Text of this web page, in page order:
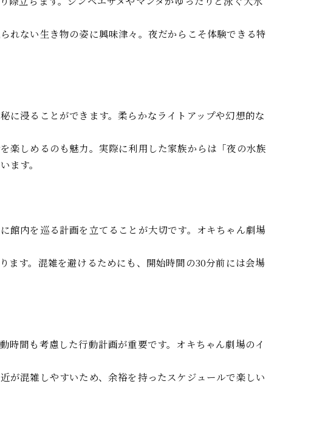
の調べ方
するコツ
ェック
い方
イベント
め
は
紹介
れない生き物の姿に興味津々。夜だからこそ体験できる特
に浸ることができます。柔らかなライトアップや幻想的な
楽しめるのも魅力。実際に利用した家族からは「夜の水族
ます。
館内を巡る計画を立てることが大切です。オキちゃん劇場
ます。混雑を避けるためにも、開始時間の30分前には会場
間も考慮した行動計画が重要です。オキちゃん劇場のイ
が混雑しやすいため、余裕を持ったスケジュールで楽しい